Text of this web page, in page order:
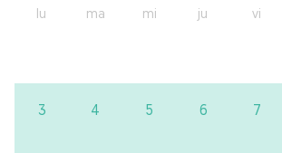
lu ma mi ju vi
3 4 5 6 7